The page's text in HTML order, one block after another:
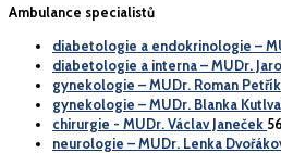
Ambulance specialistů
diabetologie a endokrinologie –
diabetologie a interna – MUDr.
gynekologie – MUDr. Roman Petřík
gynekologie – MUDr. Blanka
chirurgie - MUDr. Václav Janeček
neurologie – MUDr. Lenka